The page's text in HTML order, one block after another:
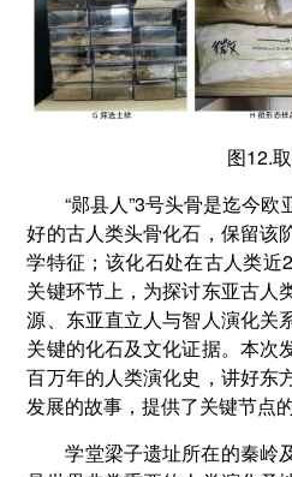
图12.
“郧县人”3号头骨是迄今
好的古人类头骨化石，保留该
学特征；该化石处在古人类近
关键环节上，为探讨东亚古人
源、东亚直立人与智人演化关
关键的化石及文化证据。本次
百万年的人类演化史，讲好东
发展的故事，提供了关键节点
学堂梁子遗址所在的秦岭